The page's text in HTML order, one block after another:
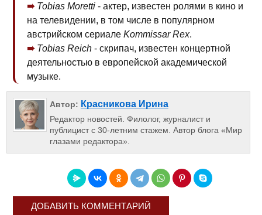
Tobias Moretti - актер, известен ролями в кино и
на телевидении, в том числе в популярном
австрийском сериале Kommissar Rex.
Tobias Reich - скрипач, известен концертной
деятельностью в европейской академической
музыке.
Автор: Красникова Ирина
Редактор новостей. Филолог, журналист и
публицист с 30-летним стажем. Автор блога «Мир
глазами редактора».
ДОБАВИТЬ КОММЕНТАРИЙ